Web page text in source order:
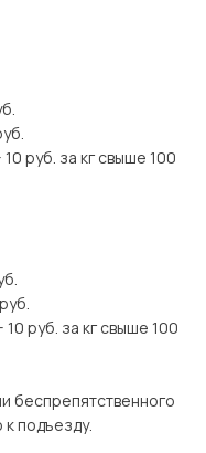
руб. за кг свыше 100
руб. за кг свыше 100
беспрепятственного
подъезду.